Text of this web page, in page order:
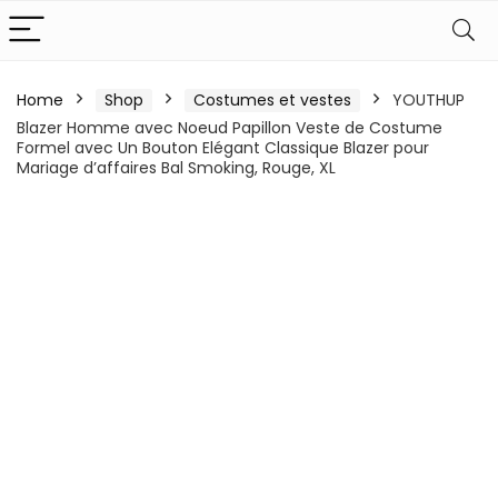
Home Shop Costumes et vestes
YOUTHUP
Blazer Homme avec Noeud Papillon Veste de Costume
Formel avec Un Bouton Elégant Classique Blazer pour
Mariage d’affaires Bal Smoking, Rouge, XL